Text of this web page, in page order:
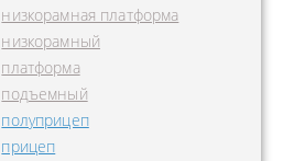
низкорамная платформа
низкорамный
платформа
подъемный
полуприцеп
прицеп